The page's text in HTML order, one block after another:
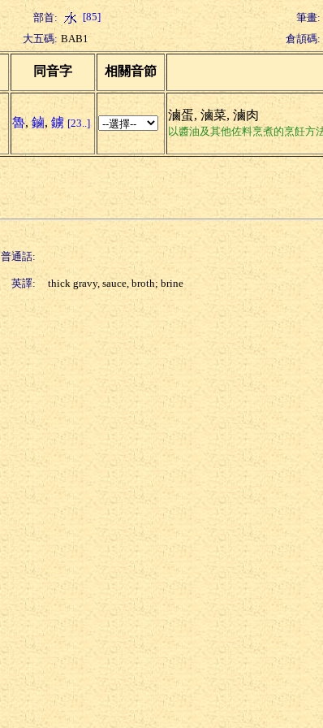
部首: [85] 筆畫:
大五碼: BAB1 倉頡碼:
同音字 相關音節
魯, 鏀, 鐪 [23..]
滷蛋, 滷菜, 滷肉
以醬油及其他佐料烹煮的烹飪方
普通話:
英譯: thick gravy, sauce, broth; brine